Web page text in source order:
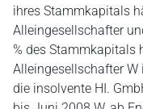
ihres Stammkapitals
Alleingesellschafter
% des Stammkapitals
Alleingesellschafter W
die insolvente HI.